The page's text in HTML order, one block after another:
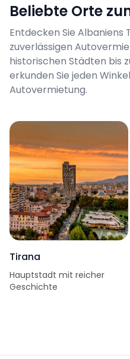
Beliebte Orte
Entdecken Sie Albaniens
zuverlässigen
historischen Städten bis
erkunden Sie jeden
Autovermietung.
Tirana
Hauptstadt mit reicher
Geschichte